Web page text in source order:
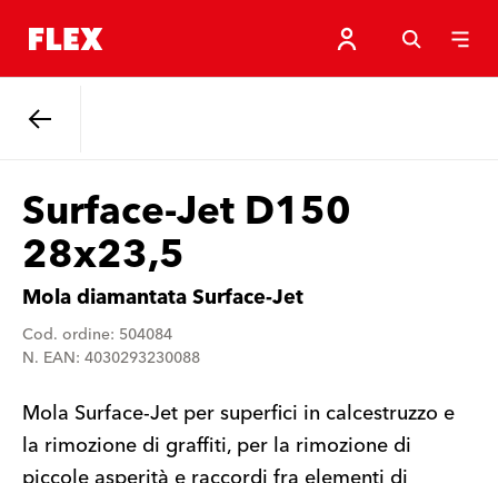
Surface-Jet D150
28x23,5
Mola diamantata Surface-Jet
Cod. ordine: 504084
N. EAN: 4030293230088
Mola Surface-Jet per superfici in calcestruzzo e
la rimozione di graffiti, per la rimozione di